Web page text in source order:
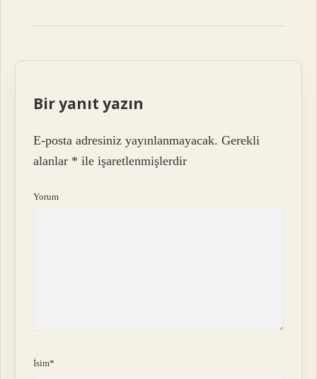
Bir yanıt yazın
E-posta adresiniz yayınlanmayacak. Gerekli
alanlar * ile işaretlenmişlerdir
Yorum
İsim*